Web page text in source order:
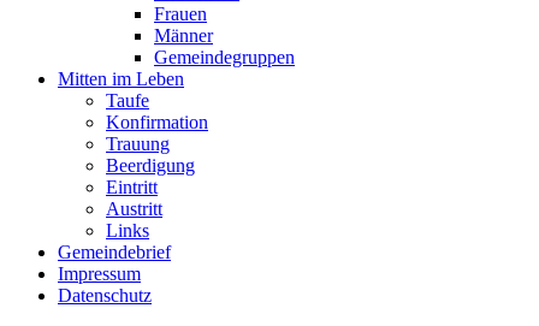
Frauen
Männer
Gemeindegruppen
Mitten im Leben
Taufe
Konfirmation
Trauung
Beerdigung
Eintritt
Austritt
Links
Gemeindebrief
Impressum
Datenschutz